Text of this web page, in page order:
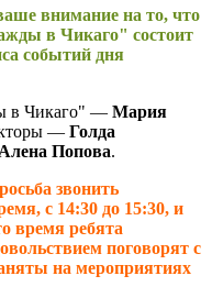
внимание на то, что
в Чикаго" состоит
событий дня
в Чикаго" — Мария
— Голда
Попова.
звонить
с 14:30 до 15:30, и
время ребята
поговорят с
на мероприятиях